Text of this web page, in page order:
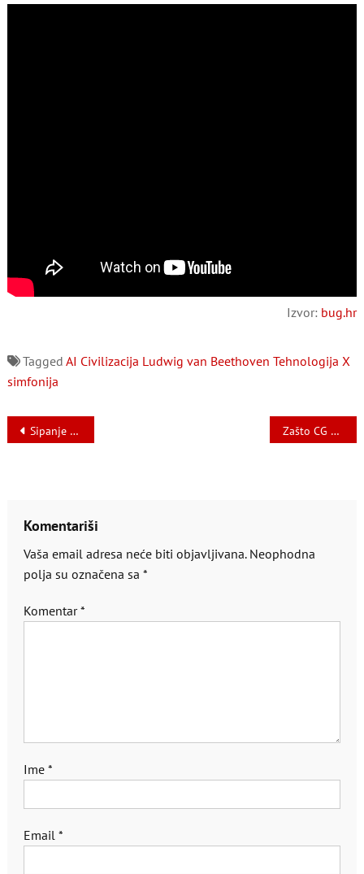
Izvor: bug.hr
Tagged AI Civilizacija Ludwig van Beethoven Tehnologija X
simfonija
Navigacija
Sipanje mržnje Nevenke Bošković-Ćirović Zašto CG društvo toliko mrzi žene?!
Komentariši
Vaša email adresa neće biti objavljivana. Neophodna
polja su označena sa *
Komentar*
Ime *
Email *